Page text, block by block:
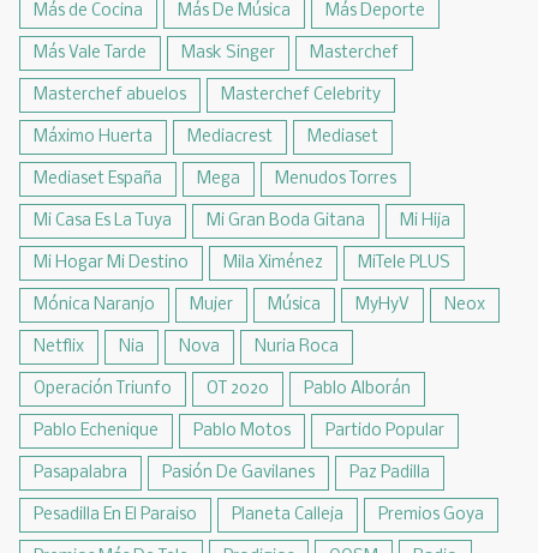
Más de Cocina Más De Música Más Deporte
Más Vale Tarde Mask Singer Masterchef
Masterchef abuelos Masterchef Celebrity
Máximo Huerta Mediacrest Mediaset
Mediaset España Mega Menudos Torres
Mi Casa Es La Tuya Mi Gran Boda Gitana Mi Hija
Mi Hogar Mi Destino Mila Ximénez MiTele PLUS
Mónica Naranjo Mujer Música MyHyV Neox
Netflix Nia Nova Nuria Roca
Operación Triunfo OT 2020 Pablo Alborán
Pablo Echenique Pablo Motos Partido Popular
Pasapalabra Pasión De Gavilanes Paz Padilla
Pesadilla En El Paraiso Planeta Calleja Premios Goya